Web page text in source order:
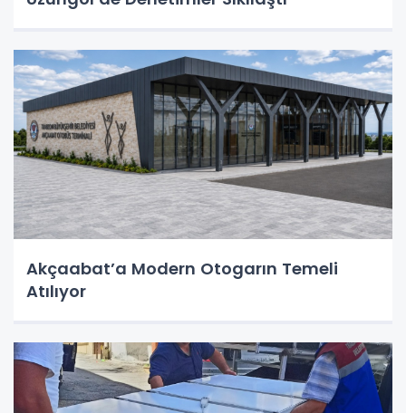
Akçaabat’a Modern Otogarın Temeli
Atılıyor